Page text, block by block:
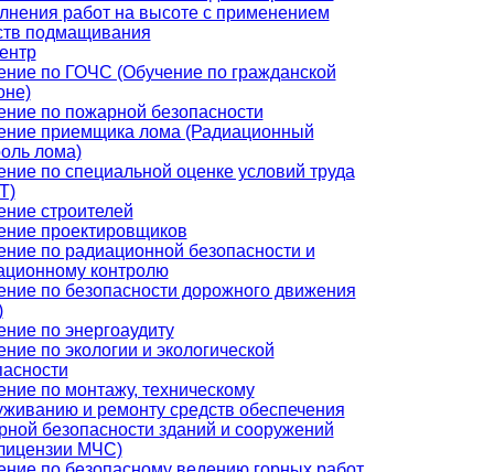
работ на высоте с применением
подмащивания
по ГОЧС (Обучение по гражданской
по пожарной безопасности
приемщика лома (Радиационный
лома)
по специальной оценке условий труда
строителей
проектировщиков
по радиационной безопасности и
контролю
по безопасности дорожного движения
по энергоаудиту
по экологии и экологической
по монтажу, техническому
и ремонту средств обеспечения
безопасности зданий и сооружений
МЧС)